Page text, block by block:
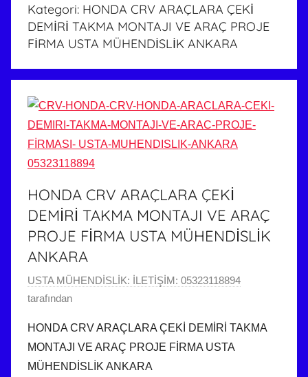
Kategori: HONDA CRV ARAÇLARA ÇEKİ
DEMİRİ TAKMA MONTAJI VE ARAÇ PROJE
FİRMA USTA MÜHENDİSLİK ANKARA
HONDA CRV ARAÇLARA ÇEKİ
DEMİRİ TAKMA MONTAJI VE ARAÇ
PROJE FİRMA USTA MÜHENDİSLİK
ANKARA
2
8
a
z
i
USTA MÜHENDİSLİK: İLETİŞİM: 05323118894
tarafından
HONDA CRV ARAÇLARA ÇEKİ DEMİRİ TAKMA
MONTAJI VE ARAÇ PROJE FİRMA USTA
MÜHENDİSLİK ANKARA